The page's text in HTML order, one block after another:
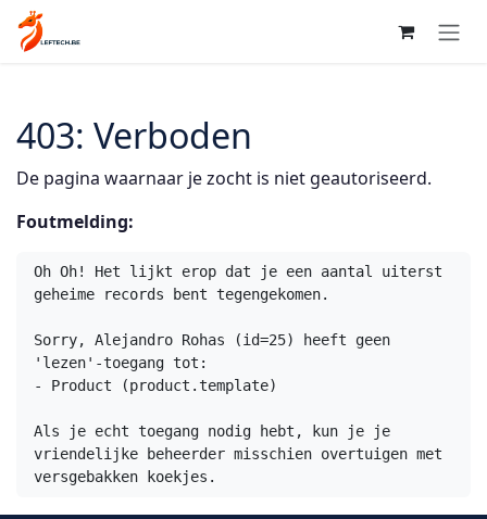
Overslaan naar inhoud
403: Verboden
De pagina waarnaar je zocht is niet geautoriseerd.
Foutmelding:
Oh Oh! Het lijkt erop dat je een aantal uiterst
geheime records bent tegengekomen.
Sorry, Alejandro Rohas (id=25) heeft geen
'lezen'-toegang tot:
- Product (product.template)
Als je echt toegang nodig hebt, kun je je
vriendelijke beheerder misschien overtuigen met
versgebakken koekjes.